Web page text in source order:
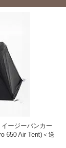
ージーバンカー
650 Air Tent)＜送